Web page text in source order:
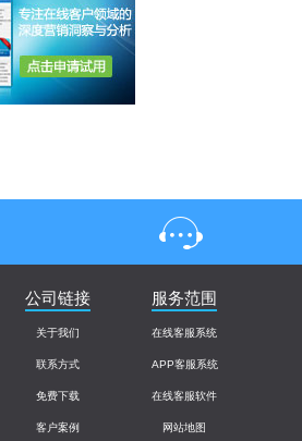
在线客服
公司链接
关于我们
联系方式
免费下载
客户案例
服务范围
在线客服系统
APP客服系统
在线客服软件
网站地图